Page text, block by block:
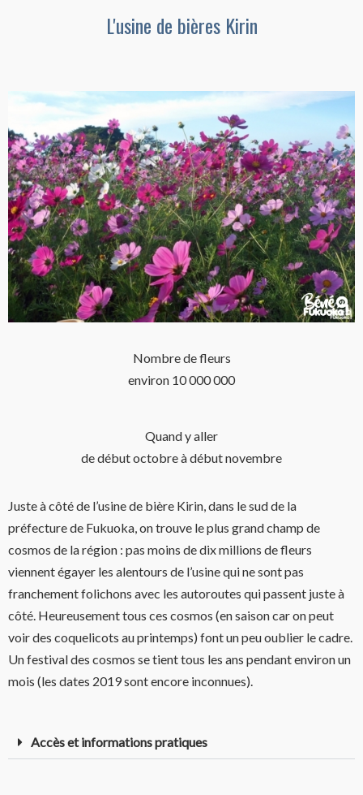
L'usine de bières Kirin
Nombre de fleurs
environ 10 000 000
Quand y aller
de début octobre à début novembre
Juste à côté de l’usine de bière Kirin, dans le sud de la
préfecture de Fukuoka, on trouve le plus grand champ de
cosmos de la région : pas moins de dix millions de fleurs
viennent égayer les alentours de l’usine qui ne sont pas
franchement folichons avec les autoroutes qui passent juste à
côté. Heureusement tous ces cosmos (en saison car on peut
voir des coquelicots au printemps) font un peu oublier le cadre.
Un festival des cosmos se tient tous les ans pendant environ un
mois (les dates 2019 sont encore inconnues).
Accès et informations pratiques